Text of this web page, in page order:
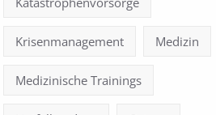
Krisenmanagement Medizin
Medizinische Trainings